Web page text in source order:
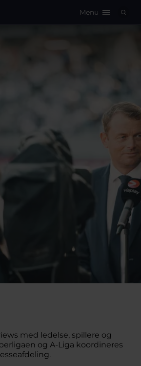
Menu
med ledelse, spillere og
og A-Liga koordineres